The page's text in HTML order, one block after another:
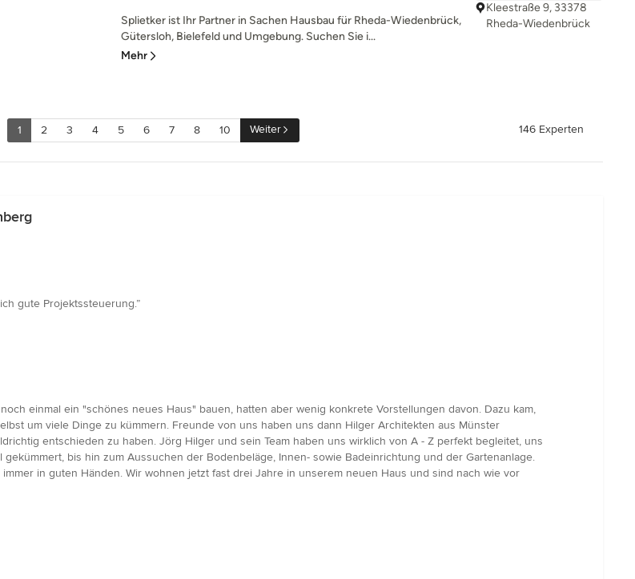
Splietker ist Ihr Partner in Sachen Hausbau für Rheda-Wiedenbrück,
Gütersloh, Bielefeld und Umgebung. Suchen Sie i...
Mehr
Kleestraße 9, 33378
Rheda-Wiedenbrück
1 2 3 4 5 6 7 8 10 Weiter 146 Experten
gute Projektssteuerung.”
einmal ein "schönes neues Haus" bauen, hatten aber wenig konkrete Vorstellungen davon. Dazu kam,
um viele Dinge zu kümmern. Freunde von uns haben uns dann Hilger Architekten aus Münster
entschieden zu haben. Jörg Hilger und sein Team haben uns wirklich von A - Z perfekt begleitet, uns
bis hin zum Aussuchen der Bodenbeläge, Innen- sowie Badeinrichtung und der Gartenanlage.
in guten Händen. Wir wohnen jetzt fast drei Jahre in unserem neuen Haus und sind nach wie vor